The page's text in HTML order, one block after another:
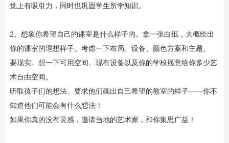
觉上有吸引力，同时也巩固学生所学知识。
2、想象你希望自己的课室是什么样子的。拿一张白纸，大概绘出
你的课室的理想样子。考虑一下布局、设备、颜色方案和主题。
要现实。想一下可用空间、现有设备以及你的学校愿意给你多少艺
术自由空间。
听取孩子们的想法。要求他们画出自己希望的教室的样子——你不
知道他们可能会有什么想法！
如果你真的没有灵感，邀请当地的艺术家，和你集思广益！